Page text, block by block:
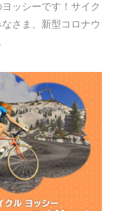
ッシーです！サイク
さま、新型コロナウ